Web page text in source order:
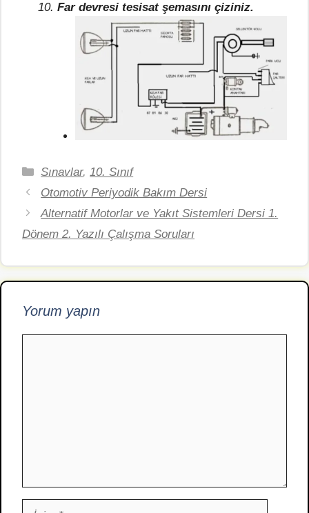
Far devresi tesisat şemasını çiziniz.
Kategoriler
Sınavlar,10. Sınıf
Otomotiv Periyodik Bakım Dersi
Alternatif Motorlar ve Yakıt Sistemleri Dersi 1.
Dönem 2. Yazılı Çalışma Soruları
Yorum yapın
İsim